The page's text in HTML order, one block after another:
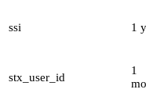
ssi 1
stx_user_id
1